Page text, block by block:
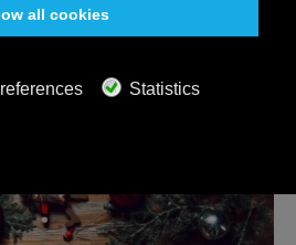
楽：休暇の音楽の最高傑作10曲